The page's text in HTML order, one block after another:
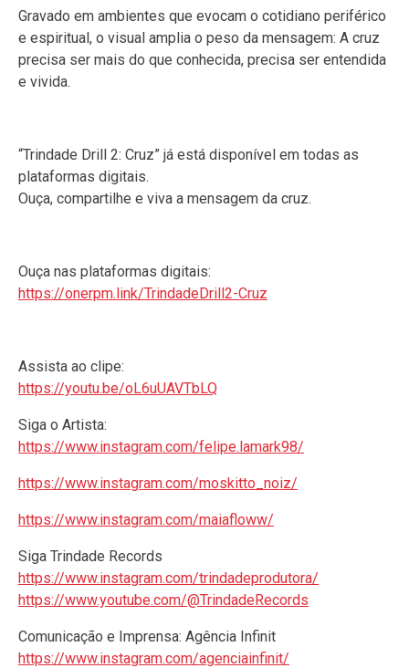
Gravado em ambientes que evocam o cotidiano periférico
e espiritual, o visual amplia o peso da mensagem: A cruz
precisa ser mais do que conhecida, precisa ser entendida
e vivida.
“Trindade Drill 2: Cruz” já está disponível em todas as
plataformas digitais.
Ouça, compartilhe e viva a mensagem da cruz.
Ouça nas plataformas digitais:
https://onerpm.link/TrindadeDrill2-Cruz
Assista ao clipe:
https://youtu.be/oL6uUAVTbLQ
Siga o Artista:
https://www.instagram.com/felipe.lamark98/
https://www.instagram.com/moskitto_noiz/
https://www.instagram.com/maiafloww/
Siga Trindade Records
https://www.instagram.com/trindadeprodutora/
https://www.youtube.com/@TrindadeRecords
Comunicação e Imprensa: Agência Infinit
https://www.instagram.com/agenciainfinit/